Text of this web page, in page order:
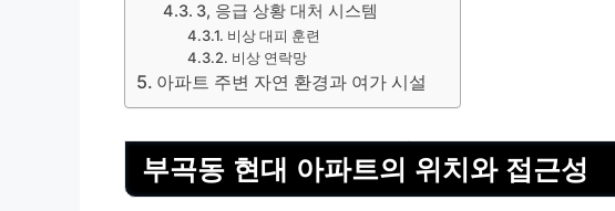
3, 응급 상황 대처 시스템
비상 대피 훈련
비상 연락망
아파트 주변 자연 환경과 여가 시설
부곡동 현대 아파트의 위치와 접근성